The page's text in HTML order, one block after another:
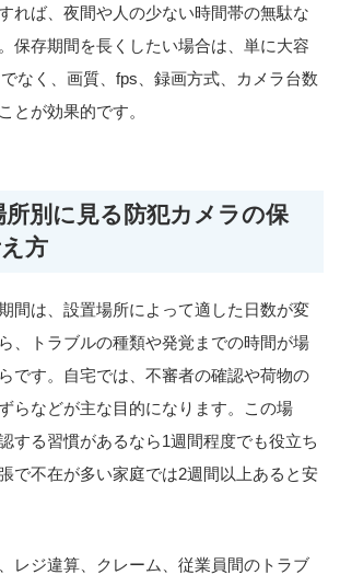
れば、夜間や人の少ない時間帯の無駄な
保存期間を長くしたい場合は、単に大容
なく、画質、fps、録画方式、カメラ台数
とが効果的です。
所別に見る防犯カメラの保
方
間は、設置場所によって適した日数が変
、トラブルの種類や発覚までの時間が場
です。自宅では、不審者の確認や荷物の
らなどが主な目的になります。この場
する習慣があるなら1週間程度でも役立ち
で不在が多い家庭では2週間以上あると安
レジ違算、クレーム、従業員間のトラブ